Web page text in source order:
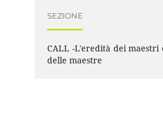
SEZIONE
CALL -L'eredità dei maestri
delle maestre